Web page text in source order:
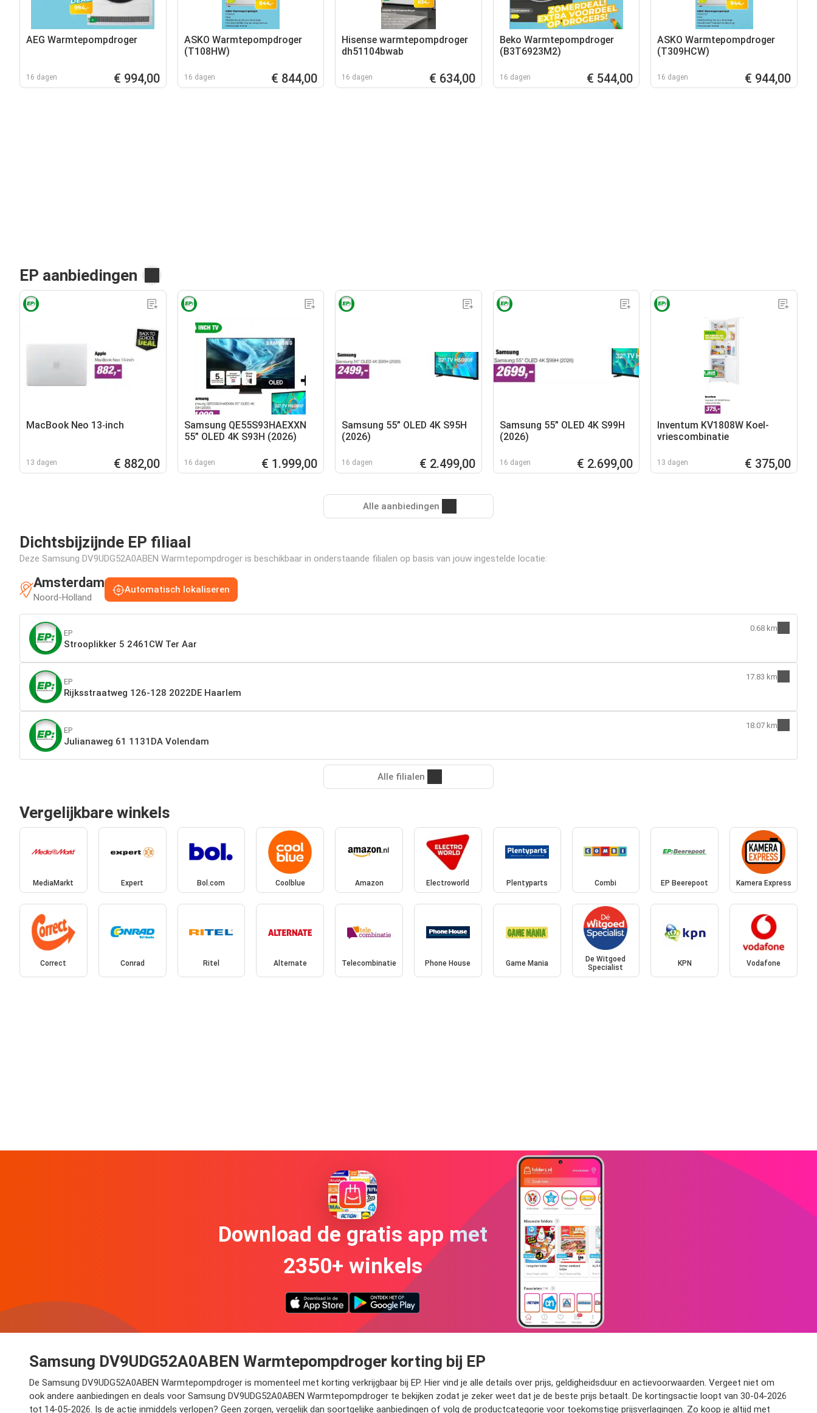
AEG Warmtepompdroger
16 dagen € 994,00
ASKO Warmtepompdroger
(T108HW)
16 dagen € 844,00
Hisense warmtepompdroger
dh51104bwab
16 dagen € 634,00
Beko Warmtepompdroger
(B3T6923M2)
16 dagen € 544,00
ASKO Warmtepompdroger
(T309HCW)
16 dagen € 944,00
EP aanbiedingen
MacBook Neo 13‑inch
13 dagen € 882,00
Samsung QE55S93HAEXXN
55” OLED 4K S93H (2026)
16 dagen € 1.999,00
Samsung 55” OLED 4K S95H
(2026)
16 dagen € 2.499,00
Samsung 55” OLED 4K S99H
(2026)
16 dagen € 2.699,00
Inventum KV1808W Koel-
vriescombinatie
13 dagen € 375,00
Alle aanbiedingen
Dichtsbijzijnde EP filiaal
Deze Samsung DV9UDG52A0ABEN Warmtepompdroger is beschikbaar in onderstaande filialen op basis van jouw ingestelde locatie:
Amsterdam
Noord-Holland
Automatisch lokaliseren
EP
Strooplikker 5 2461CW Ter Aar
0.68 km
EP
Rijksstraatweg 126-128 2022DE Haarlem
17.83 km
EP
Julianaweg 61 1131DA Volendam
18.07 km
Alle filialen
Vergelijkbare winkels
MediaMarkt Expert Bol.com Coolblue Amazon Electroworld Plentyparts Combi EP Beerepoot Kamera Express
Correct Conrad Ritel Alternate Telecombinatie Phone House Game Mania
De Witgoed
Specialist
KPN Vodafone
Download de gratis app met
2350+ winkels
Samsung DV9UDG52A0ABEN Warmtepompdroger korting bij EP
De Samsung DV9UDG52A0ABEN Warmtepompdroger is momenteel met korting verkrijgbaar bij EP. Hier vind je alle details over prijs, geldigheidsduur en actievoorwaarden. Vergeet niet om
ook andere aanbiedingen en deals voor Samsung DV9UDG52A0ABEN Warmtepompdroger te bekijken zodat je zeker weet dat je de beste prijs betaalt. De kortingsactie loopt van 30-04-2026
tot 14-05-2026. Is de actie inmiddels verlopen? Geen zorgen, vergelijk dan soortgelijke aanbiedingen of volg de productcategorie voor toekomstige prijsverlagingen. Zo koop je altijd met